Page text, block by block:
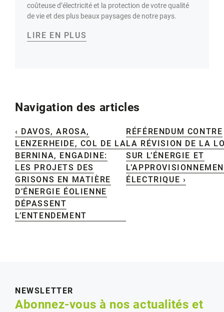
coûteuse d’électricité et la protection de votre qualité
de vie et des plus beaux paysages de notre pays.
LIRE EN PLUS
Navigation des articles
‹ DAVOS, AROSA,
LENZERHEIDE, COL DE LA
BERNINA, ENGADINE:
LES PROJETS DES
GRISONS EN MATIÈRE
D’ÉNERGIE ÉOLIENNE
DÉPASSENT
L’ENTENDEMENT
RÉFÉRENDUM CONTRE
LA RÉVISION DE LA
SUR L’ÉNERGIE ET
ÉLECTRIQUE ›
NEWSLETTER
Abonnez-vous à nos actualités et